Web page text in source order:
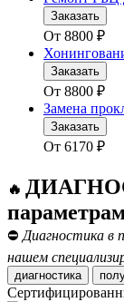
Заказать
От 8800 ₽
Заказать
От 8800 ₽
Замена
Заказать
От 6170 ₽
🔥
⛔ Диагностика в
нашем
диагностика